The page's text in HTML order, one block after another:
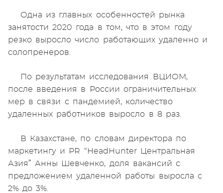
Одна из главных особенностей рынка
занятости 2020 года в том, что в этом году
резко выросло число работающих удаленно и
солопренеров.
По результатам исследования ВЦИОМ,
после введения в России ограничительных
мер в связи с пандемией, количество
удаленных работников выросло в 8 раз.
В Казахстане, по словам директора по
маркетингу и PR “HeadHunter Центральная
Азия” Анны Шевченко, доля вакансий с
предложением удаленной работы выросла с
2% до 3%.